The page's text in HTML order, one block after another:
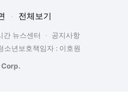
전체보기
간 뉴스센터
공지사항
소년보호책임자 : 이호원